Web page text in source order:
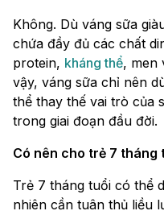
Không. Dù váng sữa
chứa đầy đủ các chất
protein, kháng thể, men
vậy, váng sữa chỉ nên
thể thay thế vai trò của
trong giai đoạn đầu đời.
Có nên cho trẻ 7 tháng
Trẻ 7 tháng tuổi có thể
nhiên cần tuân thủ liều